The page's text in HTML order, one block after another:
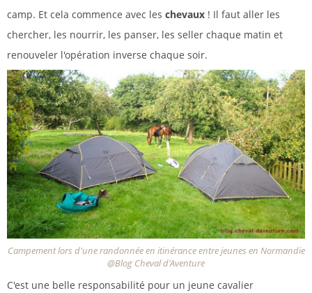
camp. Et cela commence avec les chevaux ! Il faut aller les
chercher, les nourrir, les panser, les seller chaque matin et
renouveler l'opération inverse chaque soir.
Campement lors d'une randonnée en itinérance entre jeunes en Normandie
@Blog Cheval d'Aventure
C'est une belle responsabilité pour un jeune cavalier